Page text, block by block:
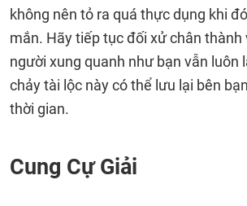
không nên tỏ ra quá thực dụng khi
mắn. Hãy tiếp tục đối xử chân thành
người xung quanh như bạn vẫn luôn
chảy tài lộc này có thể lưu lại bên
thời gian.
Cung Cự Giải